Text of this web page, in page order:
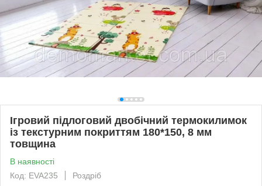
Ігровий підлоговий двобічний термокилимок
із текстурним покриттям 180*150, 8 мм
товщина
В наявності
Код: EVA235
Роздріб